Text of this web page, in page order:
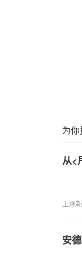
为
从<
上观
安